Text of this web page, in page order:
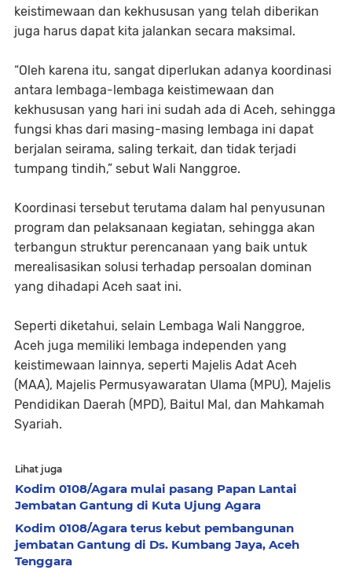
keistimewaan dan kekhususan yang telah diberikan
juga harus dapat kita jalankan secara maksimal.
“Oleh karena itu, sangat diperlukan adanya koordinasi
antara lembaga-lembaga keistimewaan dan
kekhususan yang hari ini sudah ada di Aceh, sehingga
fungsi khas dari masing-masing lembaga ini dapat
berjalan seirama, saling terkait, dan tidak terjadi
tumpang tindih,” sebut Wali Nanggroe.
Koordinasi tersebut terutama dalam hal penyusunan
program dan pelaksanaan kegiatan, sehingga akan
terbangun struktur perencanaan yang baik untuk
merealisasikan solusi terhadap persoalan dominan
yang dihadapi Aceh saat ini.
Seperti diketahui, selain Lembaga Wali Nanggroe,
Aceh juga memiliki lembaga independen yang
keistimewaan lainnya, seperti Majelis Adat Aceh
(MAA), Majelis Permusyawaratan Ulama (MPU), Majelis
Pendidikan Daerah (MPD), Baitul Mal, dan Mahkamah
Syariah.
Lihat juga
Kodim 0108/Agara mulai pasang Papan Lantai
Jembatan Gantung di Kuta Ujung Agara
Kodim 0108/Agara terus kebut pembangunan
jembatan Gantung di Ds. Kumbang Jaya, Aceh
Tenggara